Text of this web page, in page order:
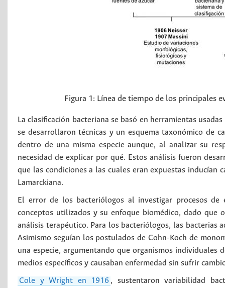
Figura 1: Línea de tiempo de los principales
La clasificación bacteriana se basó en herramientas
se desarrollaron técnicas y un esquema taxonómico de
dentro de una misma especie aunque, al analizar su
necesidad de explicar por qué. Estos análisis fueron
que las condiciones a las cuales eran expuestas inducían
Lamarckiana.
El error de los bacteriólogos al investigar procesos
conceptos utilizados y su enfoque biomédico, dado que
análisis terapéutico. Para los bacteriólogos, las
Asimismo seguían los postulados de Cohn-Koch de
una especie, argumentando que organismos individuales
medios específicos y causaban enfermedad sin sufrir
Cole y Wright en 1916 , sustentaron variabilidad